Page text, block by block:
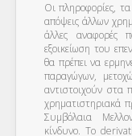
Οι πληροφορίες, τα
απόψεις άλλων
άλλες αναφορές
εξοικείωση του
θα πρέπει να
παραγώγων,
αντιστοιχούν στα
χρηματιστηριακά
Συμβόλαια
κίνδυνο. Το